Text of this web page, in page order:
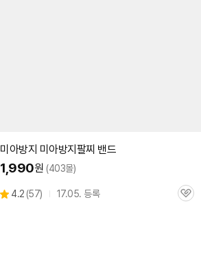
미아방지 미아방지팔찌 밴드
1,990원 (403몰)
별
4.2 (상
57) 17.05. 등록
관